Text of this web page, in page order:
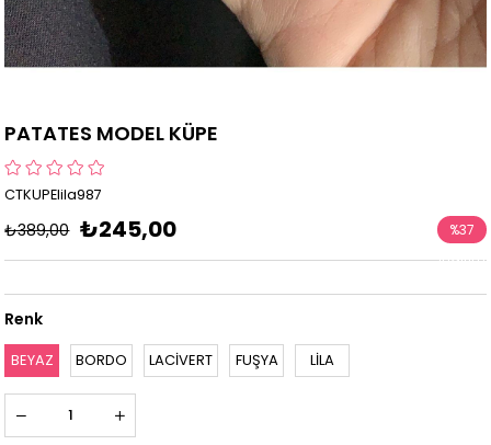
PATATES MODEL KÜPE
CTKUPElila987
₺389,00 ₺245,00 %37
İndirim
Renk
BEYAZ BORDO LACİVERT FUŞYA LİLA